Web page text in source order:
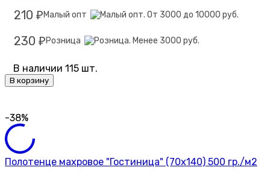
210 ₽ Малый опт
230 ₽ Розница
В наличии 115 шт.
В корзину
-38%
Полотенце махровое "Гостиница" (70х140) 500 гр./м2